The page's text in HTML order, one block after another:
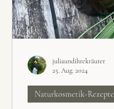
Naturkosmetik-Rezepte
juliaundihrekräuter
25. Aug. 2024